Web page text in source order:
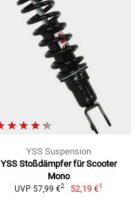
YSS Suspension
YSS Stoßdämpfer für Scooter
Mono
UVP 57,99 €2 52,19 €1